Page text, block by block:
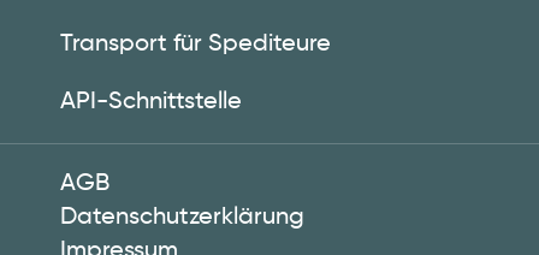
Transport für Spediteure
API-Schnittstelle
AGB
Datenschutzerklärung